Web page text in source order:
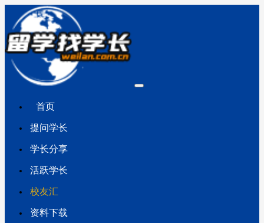
首页
提问学长
学长分享
活跃学长
校友汇
资料下载